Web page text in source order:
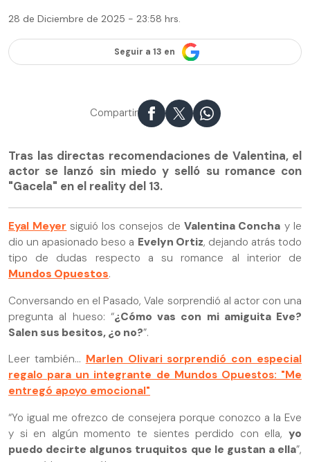
28 de Diciembre de 2025 - 23:58 hrs.
Seguir a 13 en
Compartir
Tras las directas recomendaciones de Valentina, el
actor se lanzó sin miedo y selló su romance con
"Gacela" en el reality del 13.
Eyal Meyer siguió los consejos deValentina Concha y le
dio un apasionado beso a Evelyn Ortiz, dejando atrás todo
tipo de dudas respecto a su romance al interior de
Mundos Opuestos.
Conversando en el Pasado, Vale sorprendió al actor con una
pregunta al hueso: “¿Cómo vas con mi amiguita Eve?
Salen sus besitos, ¿o no?”.
Leer también... Marlen Olivari sorprendió con especial
regalo para un integrante de Mundos Opuestos: "Me
entregó apoyo emocional"
“Yo igual me ofrezco de consejera porque conozco a la Eve
y si en algún momento te sientes perdido con ella, yo
puedo decirte algunos truquitos que le gustan a ella”,